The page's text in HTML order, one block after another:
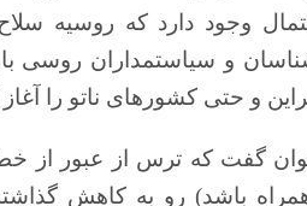
وجود دارد که روسیه
و سیاستمداران روسی
و حتی کشورهای ناتو را آغاز
گفت که ترس از عبور از
باشد) رو به کاهش